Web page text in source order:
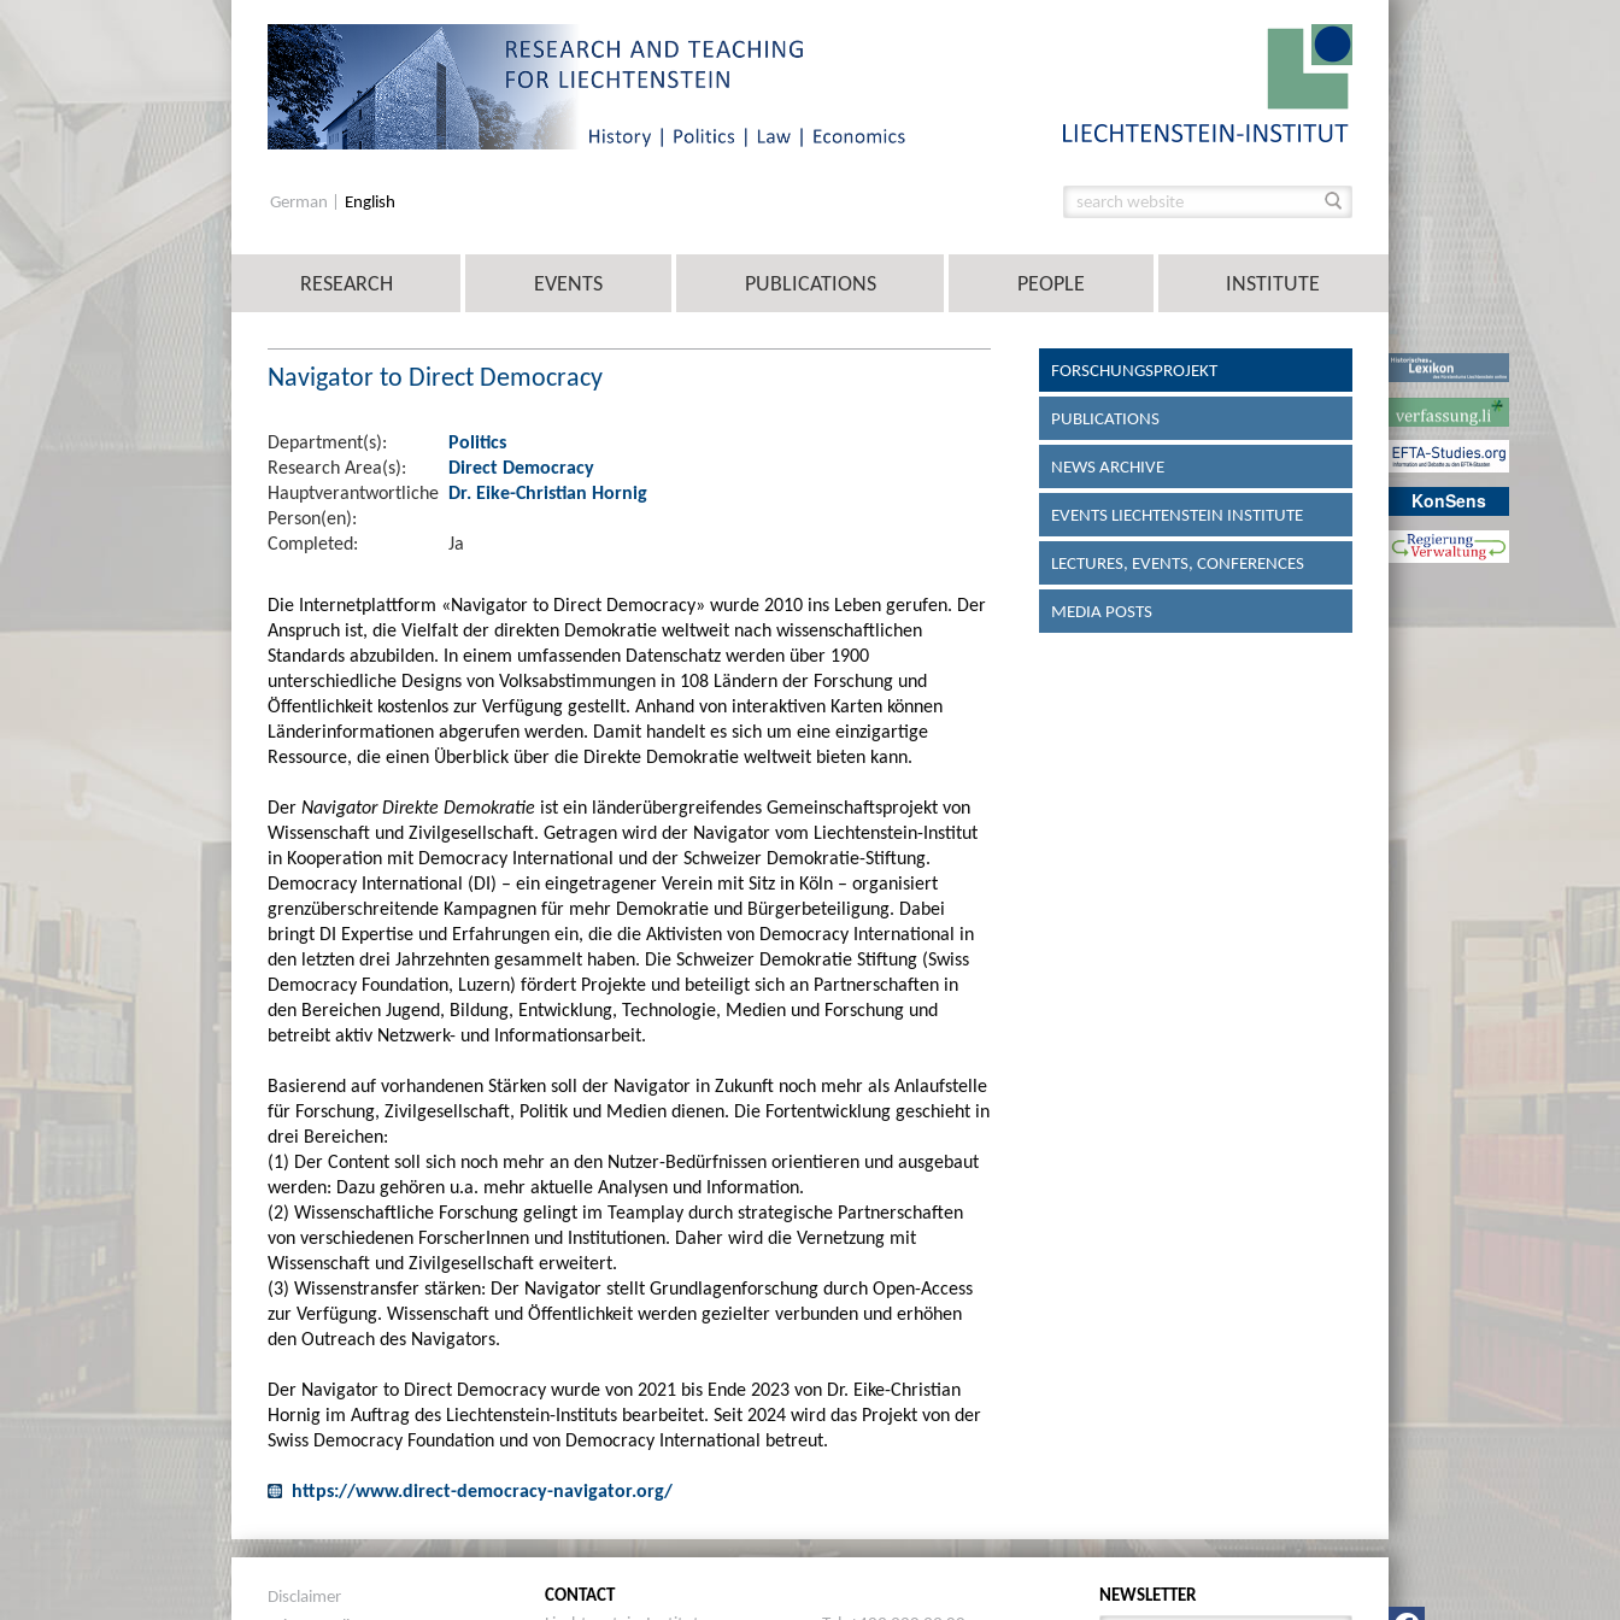
KonSens
German English
RESEARCH EVENTS PUBLICATIONS PEOPLE INSTITUTE
Navigator to Direct Democracy
Department(s):
Politics
Research Area(s):
Direct Democracy
Hauptverantwortliche
Person(en):
Dr. Eike-Christian Hornig
Completed: Ja
Die Internetplattform «Navigator to Direct Democracy» wurde 2010 ins Leben gerufen. Der
Anspruch ist, die Vielfalt der direkten Demokratie weltweit nach wissenschaftlichen
Standards abzubilden. In einem umfassenden Datenschatz werden über 1900
unterschiedliche Designs von Volksabstimmungen in 108 Ländern der Forschung und
Öffentlichkeit kostenlos zur Verfügung gestellt. Anhand von interaktiven Karten können
Länderinformationen abgerufen werden. Damit handelt es sich um eine einzigartige
Ressource, die einen Überblick über die Direkte Demokratie weltweit bieten kann.
Der Navigator Direkte Demokratie ist ein länderübergreifendes Gemeinschaftsprojekt von
Wissenschaft und Zivilgesellschaft. Getragen wird der Navigator vom Liechtenstein-Institut
in Kooperation mit Democracy International und der Schweizer Demokratie-Stiftung.
Democracy International (DI) – ein eingetragener Verein mit Sitz in Köln – organisiert
grenzüberschreitende Kampagnen für mehr Demokratie und Bürgerbeteiligung. Dabei
bringt DI Expertise und Erfahrungen ein, die die Aktivisten von Democracy International in
den letzten drei Jahrzehnten gesammelt haben. Die Schweizer Demokratie Stiftung (Swiss
Democracy Foundation, Luzern) fördert Projekte und beteiligt sich an Partnerschaften in
den Bereichen Jugend, Bildung, Entwicklung, Technologie, Medien und Forschung und
betreibt aktiv Netzwerk- und Informationsarbeit.
Basierend auf vorhandenen Stärken soll der Navigator in Zukunft noch mehr als Anlaufstelle
für Forschung, Zivilgesellschaft, Politik und Medien dienen. Die Fortentwicklung geschieht in
drei Bereichen:
(1) Der Content soll sich noch mehr an den Nutzer-Bedürfnissen orientieren und ausgebaut
werden: Dazu gehören u.a. mehr aktuelle Analysen und Information.
(2) Wissenschaftliche Forschung gelingt im Teamplay durch strategische Partnerschaften
von verschiedenen ForscherInnen und Institutionen. Daher wird die Vernetzung mit
Wissenschaft und Zivilgesellschaft erweitert.
(3) Wissenstransfer stärken: Der Navigator stellt Grundlagenforschung durch Open-Access
zur Verfügung. Wissenschaft und Öffentlichkeit werden gezielter verbunden und erhöhen
den Outreach des Navigators.
Der Navigator to Direct Democracy wurde von 2021 bis Ende 2023 von Dr. Eike-Christian
Hornig im Auftrag des Liechtenstein-Instituts bearbeitet. Seit 2024 wird das Projekt von der
Swiss Democracy Foundation und von Democracy International betreut.
https://www.direct-democracy-navigator.org/
FORSCHUNGSPROJEKT
PUBLICATIONS
NEWS ARCHIVE
EVENTS LIECHTENSTEIN INSTITUTE
LECTURES, EVENTS, CONFERENCES
MEDIA POSTS
Disclaimer
CONTACT
NEWSLETTER